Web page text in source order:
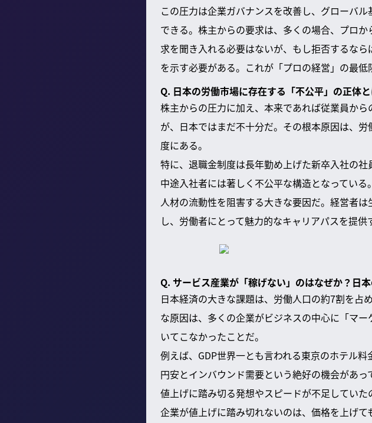
この圧力は企業ガバナンスを改善し、グローバ
できる。株主からの要求は、多くの場合、プロ
求を聞き入れる必要はないが、もし拒否するな
を示す必要がある。これが「プロの経営」の最低
Q. 日本の労働市場に存在する「不公平」の正体
株主からの圧力に加え、本来であれば従業員か
が、日本ではまだ不十分だ。その根本原因は、
度にある。
特に、退職金制度は長年勤め上げた新卒入社の
中途入社者には著しく不公平な構造となってい
人材の流動性を阻害する大きな要因だ。経営者
し、労働者にとって魅力的なキャリアパスを提供
Q. サービス産業が「稼げない」のはなぜか？日
日本経済の大きな課題は、労働人口の約7割を占
な原因は、多くの企業がビジネスの中心に「マ
いてこなかったことだ。
例えば、GDP世界一とも言われる東京のホテル
円安とインバウンド需要という絶好の機会があ
値上げに踏み切る発想やスピードが不足していた
企業が値上げに踏み切れないのは、価格を上げ